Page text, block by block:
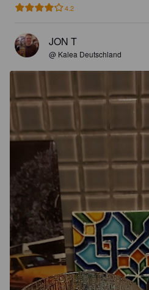
4.2
JON T
@ Kalea Deutschland